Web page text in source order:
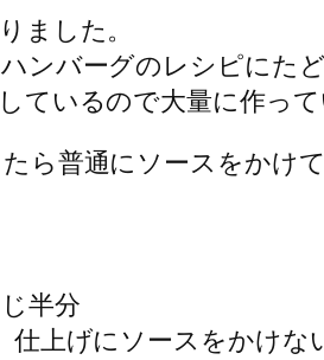
ました。
ンバーグのレシピにたど
ているので大量に作って
ら普通にソースをかけて
半分
上げにソースをかけな